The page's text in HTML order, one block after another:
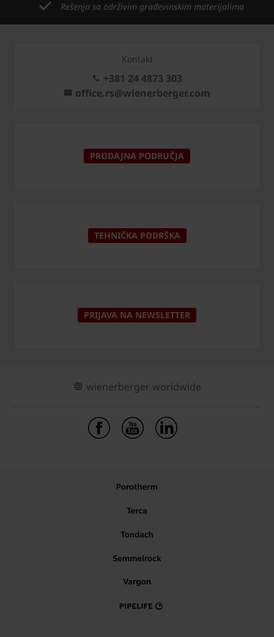
Rešenja sa održivim građevinskim materijalima
Kontakt
+381 24 4873 303
office.rs@wienerberger.com
PRODAJNA PODRUČJA
TEHNIČKA PODRŠKA
PRIJAVA NA NEWSLETTER
wienerberger worldwide